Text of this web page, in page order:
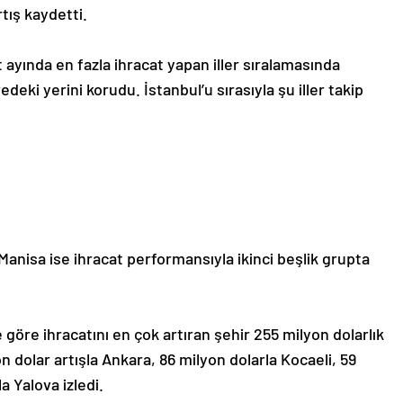
kaydetti.
en fazla ihracat yapan iller sıralamasında
yerini korudu. İstanbul’u sırasıyla şu iller takip
ise ihracat performansıyla ikinci beşlik grupta
göre ihracatını en çok artıran şehir 255 milyon dolarlık
dolar artışla Ankara, 86 milyon dolarla Kocaeli, 59
Yalova izledi.